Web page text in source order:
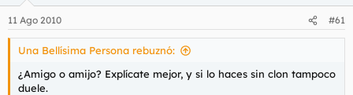
11 Ago 2010 #61
Una Bellísima Persona rebuznó:
¿Amigo o amijo? Explícate mejor, y si lo haces sin clon tampoco
duele.